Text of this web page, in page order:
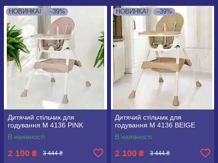
НОВИНКА! –39%
Дитячий стільчик для
годування M 4136 PINK
В наявності
2 100 ₴ 3 444 ₴
НОВИНКА! –39%
Дитячий стільчик для
годування M 4136 BEIGE
В наявності
2 100 ₴ 3 444 ₴